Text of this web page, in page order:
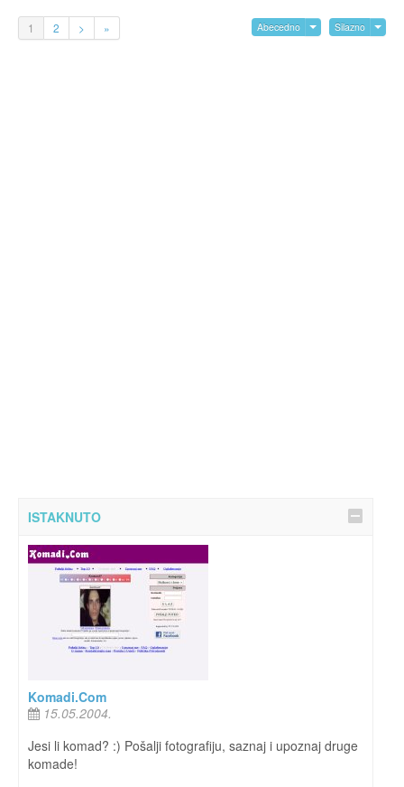
Abecedno Silazno
1 2 > »
ISTAKNUTO
Komadi.Com
15.05.2004.
Jesi li komad? :) Pošalji fotografiju, saznaj i upoznaj druge
komade!